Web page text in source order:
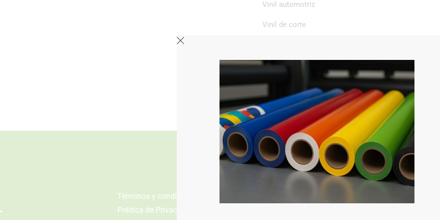
Vinil automotriz
Vinil de corte
Vinil textil
Términos y condiciones
Política de Privacidad